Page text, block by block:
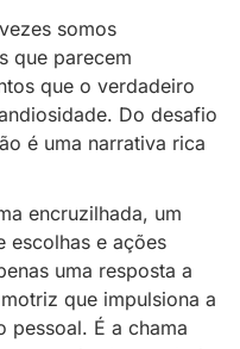
vocês sobre
e do modo que
bem – o que
em movimento
e altos
da vida é
desafios que
força interior.
vezes somos